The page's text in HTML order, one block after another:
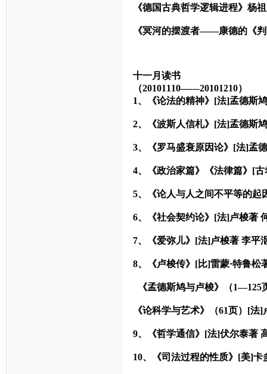
《德国古典哲学逻辑进程》杨
《冥河的摆渡者——康德的《
十一月读书
（20101110——20101210）
1、《论法的精神》[法]孟德斯
2、《波斯人信札》[法]孟德斯
3、《罗马盛衰原因论》[法]孟
4、《政治家篇》《法律篇》[
5、《论人与人之间不平等的起
6、《社会契约论》[法]卢梭著
7、《爱弥儿》[法]卢梭著 李平
8、《卢梭传》[比]雷蒙·特鲁松
《孟德斯鸠与卢梭》（1—125
《论科学与艺术》（61页）[法
9、《哲学通信》[法]伏尔泰著
10、《司法过程的性质》[美]卡